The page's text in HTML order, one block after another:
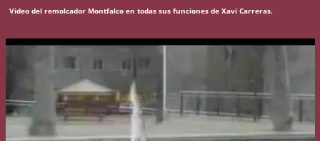
Video del remolcador Montfalco en todas sus funciones de Xavi Carreras.